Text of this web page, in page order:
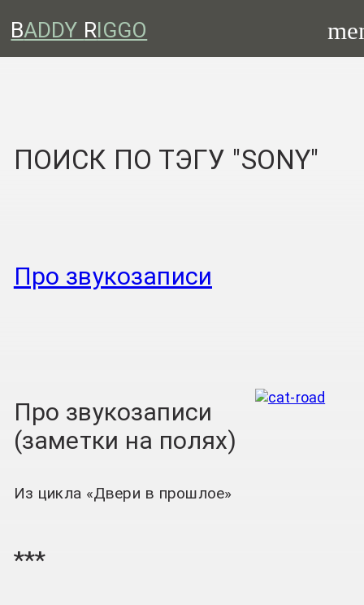
BADDY RIGGO
ПОИСК ПО ТЭГУ "SONY"
Про звукозаписи
Про звукозаписи
(заметки на полях)
Из цикла «Двери в прошлое»
***